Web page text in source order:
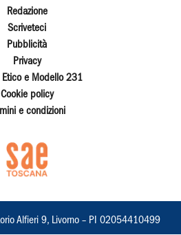
Redazione
Scriveteci
Pubblicità
Privacy
Etico e Modello 231
Cookie policy
e condizioni
Alfieri 9, Livorno – PI 02054410499